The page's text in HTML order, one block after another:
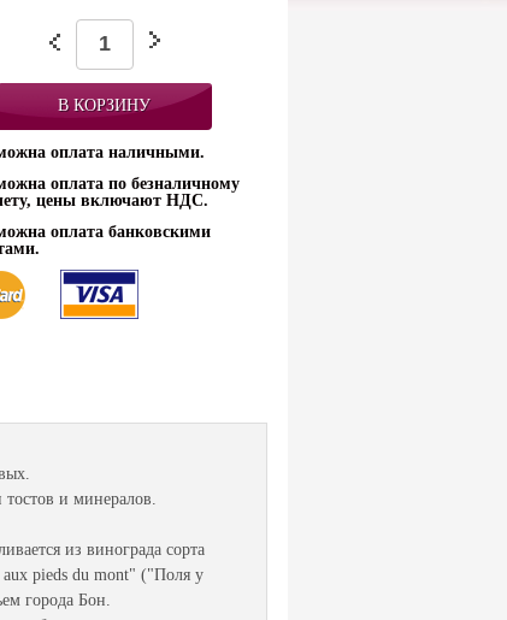
оплата наличными.
оплата по безналичному
цены включают НДС.
оплата банковскими
и минералов.
из винограда сорта
pieds du mont" ("Поля у
города Бон.